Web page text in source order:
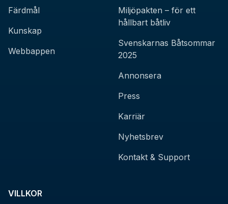
Färdmål
Kunskap
Webbappen
Miljöpakten – för ett
hållbart båtliv
Svenskarnas Båtsommar
2025
Annonsera
Press
Karriär
Nyhetsbrev
Kontakt & Support
VILLKOR